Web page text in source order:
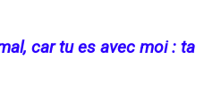
car tu es avec moi : ta